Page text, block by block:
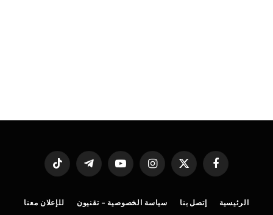
فيسبوك
X
الانستغراميوتيوب تيلقرام تيكتوك
الرئيسية إتصل بنا سياسة الخصوصية – تقنيون للإعلان معنا